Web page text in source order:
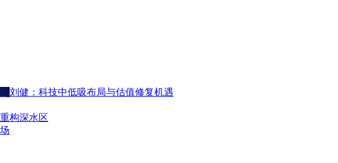
刘健：科技中低吸布局与估值修复机遇
构深水区